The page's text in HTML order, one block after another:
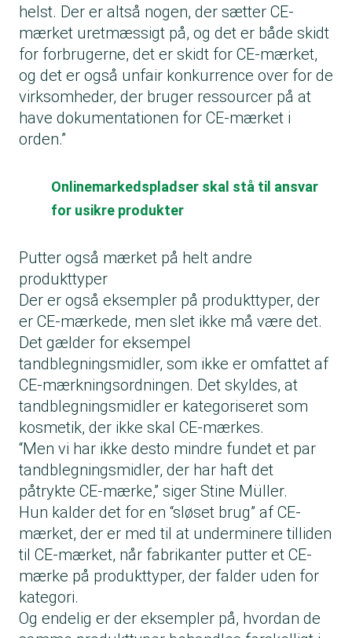
helst. Der er altså nogen, der sætter CE-
mærket uretmæssigt på, og det er både skidt
for forbrugerne, det er skidt for CE-mærket,
og det er også unfair konkurrence over for de
virksomheder, der bruger ressourcer på at
have dokumentationen for CE-mærket i
orden.”
Onlinemarkedspladser skal stå til ansvar
for usikre produkter
Putter også mærket på helt andre
produkttyper
Der er også eksempler på produkttyper, der
er CE-mærkede, men slet ikke må være det.
Det gælder for eksempel
tandblegningsmidler, som ikke er omfattet af
CE-mærkningsordningen. Det skyldes, at
tandblegningsmidler er kategoriseret som
kosmetik, der ikke skal CE-mærkes.
“Men vi har ikke desto mindre fundet et par
tandblegningsmidler, der har haft det
påtrykte CE-mærke,” siger Stine Müller.
Hun kalder det for en “sløset brug” af CE-
mærket, der er med til at underminere tilliden
til CE-mærket, når fabrikanter putter et CE-
mærke på produkttyper, der falder uden for
kategori.
Og endelig er der eksempler på, hvordan de